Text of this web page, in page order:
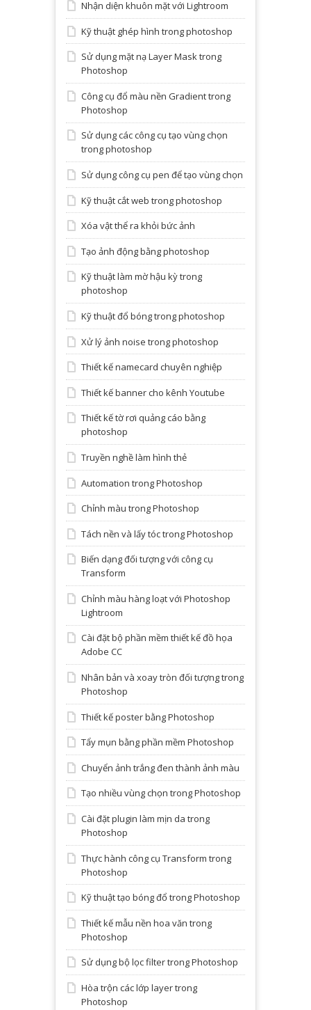
Nhận diện khuôn mặt với Lightroom
Kỹ thuật ghép hình trong photoshop
Sử dụng mặt nạ Layer Mask trong
Photoshop
Công cụ đổ màu nền Gradient trong
Photoshop
Sử dụng các công cụ tạo vùng chọn
trong photoshop
Sử dụng công cụ pen để tạo vùng chọn
Kỹ thuật cắt web trong photoshop
Xóa vật thể ra khỏi bức ảnh
Tạo ảnh động bằng photoshop
Kỹ thuật làm mờ hậu kỳ trong
photoshop
Kỹ thuật đổ bóng trong photoshop
Xử lý ảnh noise trong photoshop
Thiết kế namecard chuyên nghiệp
Thiết kế banner cho kênh Youtube
Thiết kế tờ rơi quảng cáo bằng
photoshop
Truyền nghề làm hình thẻ
Automation trong Photoshop
Chỉnh màu trong Photoshop
Tách nền và lấy tóc trong Photoshop
Biến dạng đối tượng với công cụ
Transform
Chỉnh màu hàng loạt với Photoshop
Lightroom
Cài đặt bộ phần mềm thiết kế đồ họa
Adobe CC
Nhân bản và xoay tròn đối tượng trong
Photoshop
Thiết kế poster bằng Photoshop
Tẩy mụn bằng phần mềm Photoshop
Chuyển ảnh trắng đen thành ảnh màu
Tạo nhiều vùng chọn trong Photoshop
Cài đặt plugin làm mịn da trong
Photoshop
Thực hành công cụ Transform trong
Photoshop
Kỹ thuật tạo bóng đổ trong Photoshop
Thiết kế mẫu nền hoa văn trong
Photoshop
Sử dụng bộ lọc filter trong Photoshop
Hòa trộn các lớp layer trong
Photoshop